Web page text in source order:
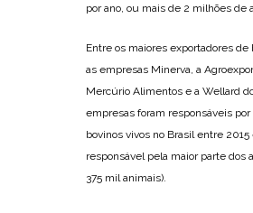
por ano, ou mais de 2 milhões de
Entre os maiores exportadores de
as empresas Minerva, a
Mercúrio Alimentos e a Wellard
empresas foram responsáveis por
bovinos vivos no Brasil entre
responsável pela maior parte dos
375 mil animais).